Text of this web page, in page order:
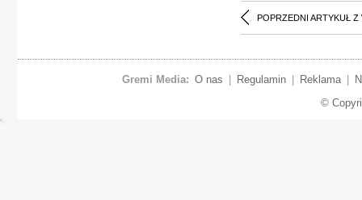
POPRZEDNI ARTYKUŁ Z
Gremi Media: O nas Regulamin Reklama
©